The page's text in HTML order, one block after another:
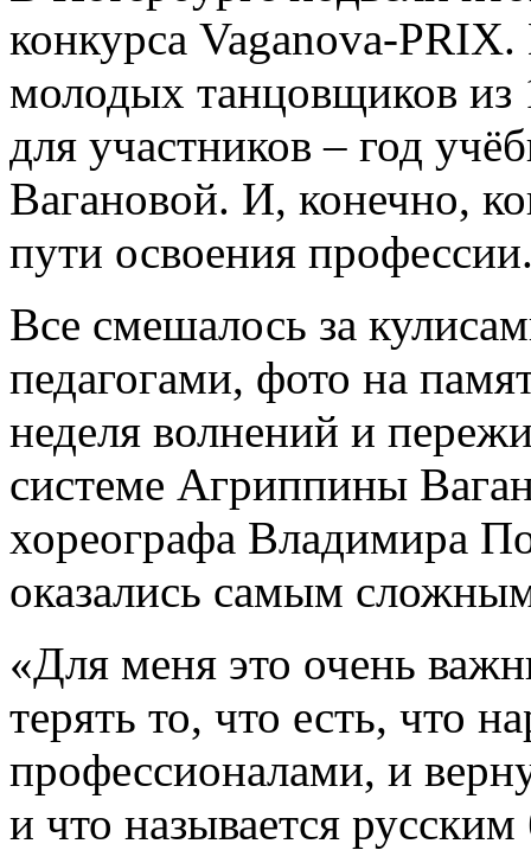
конкурса Vaganova-
молодых танцовщиков из
для участников – год
Вагановой. И, конечно,
пути освоения
Все смешалось за
педагогами, фото на
неделя волнений и
системе Агриппины
хореографа Владимира
оказались самым
«Для меня это очень
терять то, что есть, что
профессионалами, и
и что называется